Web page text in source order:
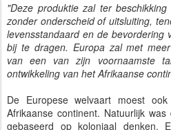
"Deze produktie zal ter
zonder onderscheid of uitsluiting,
levensstandaard en de bevordering
bij te dragen. Europa zal met
van een van zijn voornaamste
ontwikkeling van het Afrikaanse
De Europese welvaart moest
Afrikaanse continent. Natuurlijk
gebaseerd op koloniaal denken.